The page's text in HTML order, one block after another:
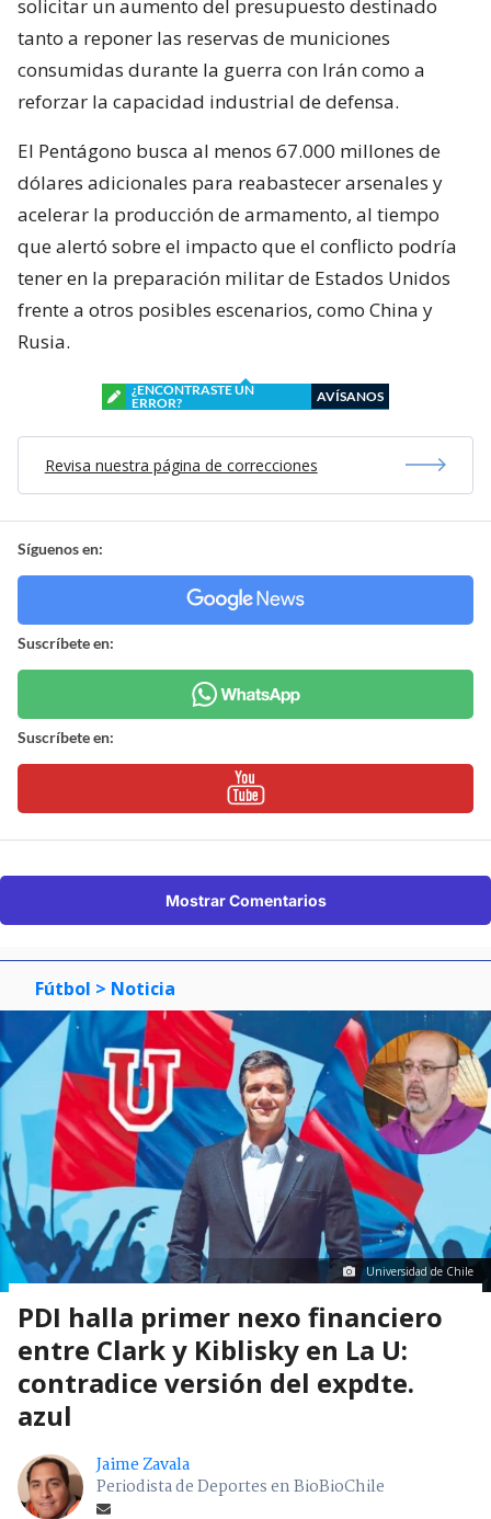
solicitar un aumento del presupuesto destinado
tanto a reponer las reservas de municiones
consumidas durante la guerra con Irán como a
reforzar la capacidad industrial de defensa.
El Pentágono busca al menos 67.000 millones de
dólares adicionales para reabastecer arsenales y
acelerar la producción de armamento, al tiempo
que alertó sobre el impacto que el conflicto podría
tener en la preparación militar de Estados Unidos
frente a otros posibles escenarios, como China y
Rusia.
¿ENCONTRASTE UN
ERROR?
AVÍSANOS
Revisa nuestra página de correcciones
Síguenos en:
Suscríbete en:
Suscríbete en:
Mostrar Comentarios
Fútbol > Noticia
Universidad de Chile
PDI halla primer nexo financiero
entre Clark y Kiblisky en La U:
contradice versión del expdte.
azul
Jaime Zavala
Periodista de Deportes en BioBioChile